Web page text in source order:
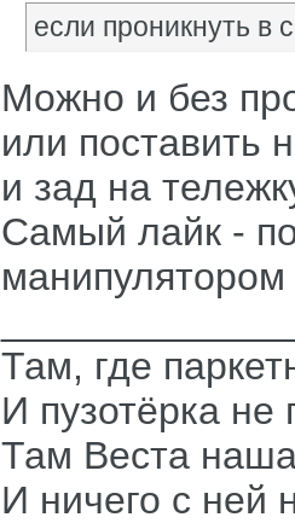
если проникнуть в
Можно и без
или поставить
и зад на
Самый лайк -
Там, где
И пузотёрка не
Там Веста
И ничего с ней